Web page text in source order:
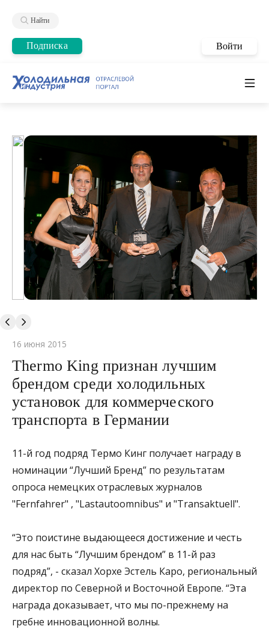
Найти
Подписка Войти
16 июня 2015
Thermo King признан лучшим
брендом среди холодильных
установок для коммерческого
транспорта в Германии
11-й год подряд Термо Кинг получает награду в
номинации “Лучший Бренд” по результатам
опроса немецких отраслевых журналов
"Fernfahrer" , "Lastautoomnibus" и "Transaktuell".
“Это поистине выдающееся достижение и честь
для нас быть “Лучшим брендом” в 11-й раз
подряд”, - сказал Хорхе Эстель Каро, региональный
директор по Северной и Восточной Европе. “Эта
награда доказывает, что мы по-прежнему на
гребне инновационной волны.